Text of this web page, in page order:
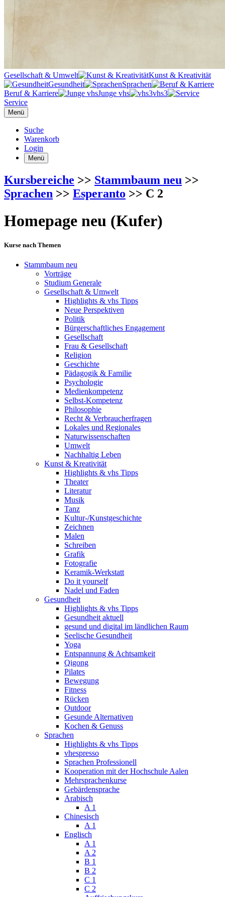
Gesellschaft & Umwelt
Kunst & Kreativität
Gesundheit
Sprachen
Beruf & Karriere
Junge vhs
vhs3
Service
Menü
Suche
Warenkorb
Login
Menü
Kursbereiche >> Stammbaum neu >>
Sprachen >> Esperanto >> C 2
Homepage neu (Kufer)
Kurse nach Themen
Stammbaum neu
Vorträge
Studium Generale
Gesellschaft & Umwelt
Highlights & vhs Tipps
Neue Perspektiven
Politik
Bürgerschaftliches Engagement
Gesellschaft
Frau & Gesellschaft
Religion
Geschichte
Pädagogik & Familie
Psychologie
Medienkompetenz
Selbst-Kompetenz
Philosophie
Recht & Verbraucherfragen
Lokales und Regionales
Naturwissenschaften
Umwelt
Nachhaltig Leben
Kunst & Kreativität
Highlights & vhs Tipps
Theater
Literatur
Musik
Tanz
Kultur-/Kunstgeschichte
Zeichnen
Malen
Schreiben
Grafik
Fotografie
Keramik-Werkstatt
Do it yourself
Nadel und Faden
Gesundheit
Highlights & vhs Tipps
Gesundheit aktuell
gesund und digital im ländlichen Raum
Seelische Gesundheit
Yoga
Entspannung & Achtsamkeit
Qigong
Pilates
Bewegung
Fitness
Rücken
Outdoor
Gesunde Alternativen
Kochen & Genuss
Sprachen
Highlights & vhs Tipps
vhespresso
Sprachen Professionell
Kooperation mit der Hochschule Aalen
Mehrsprachenkurse
Gebärdensprache
Arabisch
A 1
Chinesisch
A 1
Englisch
A 1
A 2
B 1
B 2
C 1
C 2